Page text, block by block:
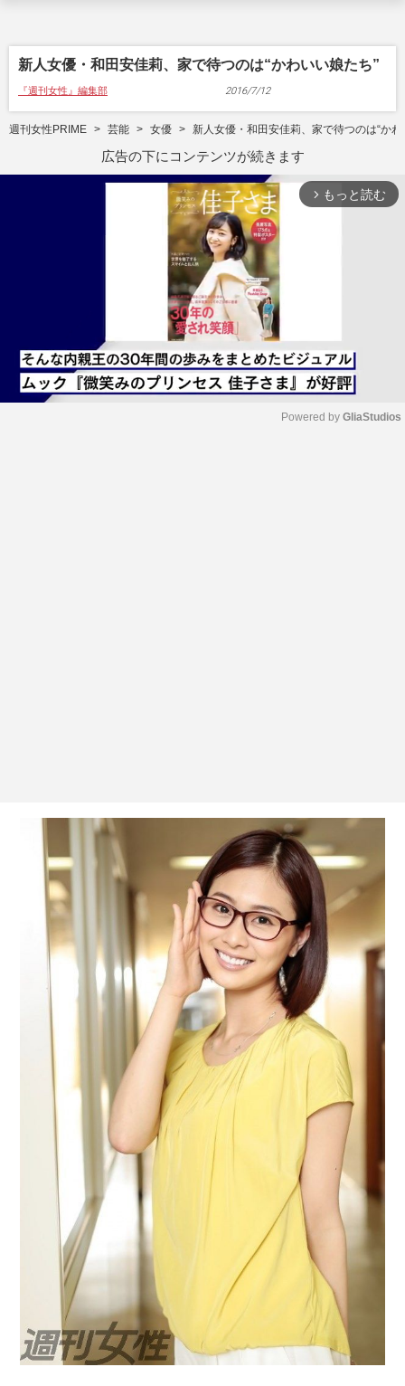
新人女優・和田安佳莉、家で待つのは“かわいい娘たち”
『週刊女性』編集部 2016/7/12
週刊女性PRIME 芸能 女優 新人女優・和田安佳莉、家で待つのは“かわ
広告の下にコンテンツが続きます
arrow_forward_ios もっと読む
Powered by GliaStudios